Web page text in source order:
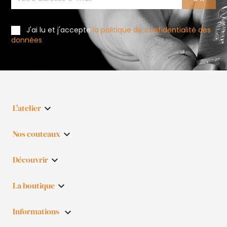
J'ai lu et j'acceptela politique de confidentialité des
données
L'atelier 
Nos couteaux 
Découvrir 
La boutique 
Informations keyboard_arrow_down